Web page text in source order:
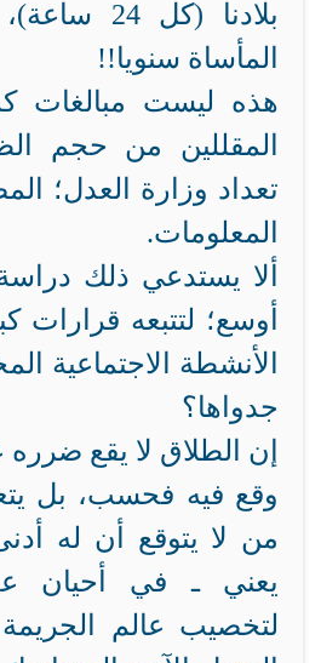
المأساة سنويا!!
هذه ليست مبالغات
المقللين من حجم
تعداد وزارة العدل؛
المعلومات.
ألا يستدعي ذلك
أوسع؛ لتتبعه قرارات
الأنشطة الاجتماعية
جدواها؟
إن الطلاق لا يقع
وقع فيه فحسب، بل
من لا يتوقع أن له
يعني ـ في أحيان
لتخصيب عالم